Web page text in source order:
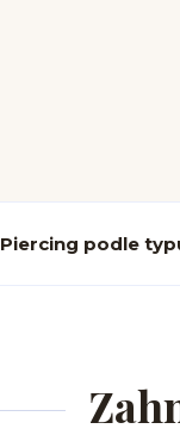
Piercing podle